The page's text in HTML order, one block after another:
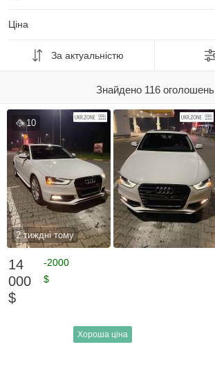
Ціна
За актуальністю
Знайдено 116 оголошень
10
2 тиждні тому
14
000
$
-2000
$
Хороша ціна